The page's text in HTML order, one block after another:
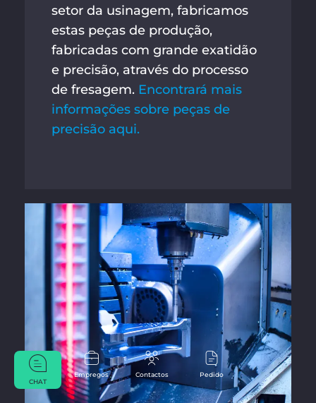
Empregos Contactos
Pedido
CHAT
setor da usinagem, fabricamos
estas peças de produção,
fabricadas com grande exatidão
e precisão, através do processo
de fresagem. Encontrará mais
informações sobre peças de
precisão aqui.